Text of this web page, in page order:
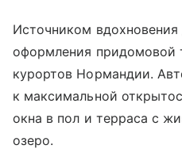
Источником
оформления придомовой
курортов Нормандии.
к максимальной
окна в пол и терраса с
озеро.